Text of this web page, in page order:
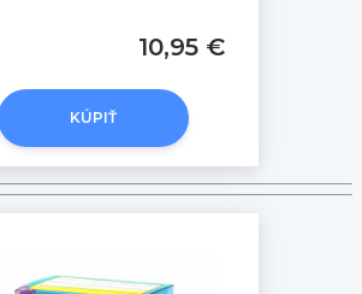
10,95 €
KÚPIŤ